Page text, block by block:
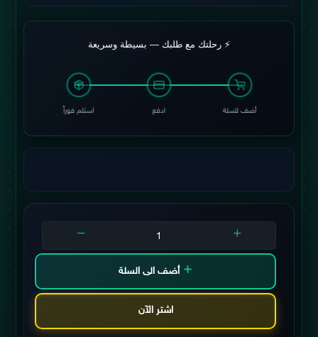
⚡ رحلتك مع طلبك — بسيطة وسريعة
أضف للسلة
أضف الى السلة
اشتر الآن